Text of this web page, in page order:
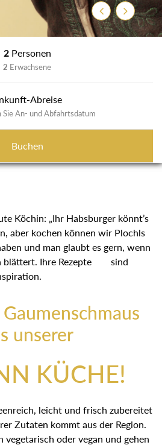
ZurückWeiter
2 Personen
2 Erwachsene
Abreise
Sie An- und Abfahrtsdatum
Buchen
Köchin: „Ihr Habsburger könnt’s
aber kochen können wir Plochls
und man glaubt es gern, wenn
blättert. Ihre Rezepte sind
unserer
KÜCHE!
leicht und frisch zubereitet
Zutaten kommt aus der Region.
vegetarisch oder vegan und gehen